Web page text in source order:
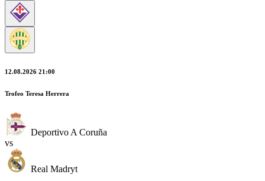
12.08.2026 21:00
Trofeo Teresa Herrera
Deportivo A Coruña
vs
Real Madryt